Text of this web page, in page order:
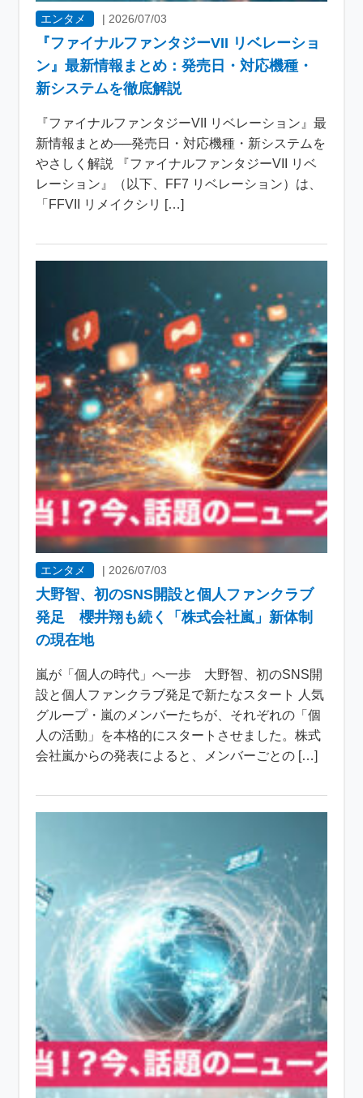
エンタメ |2026/07/03
『ファイナルファンタジーVII リベレーショ
ン』最新情報まとめ：発売日・対応機種・
新システムを徹底解説
『ファイナルファンタジーVII リベレーション』最
新情報まとめ──発売日・対応機種・新システムを
やさしく解説 『ファイナルファンタジーVII リベ
レーション』（以下、FF7 リベレーション）は、
「FFVII リメイクシリ […]
エンタメ | 2026/07/03
大野智、初のSNS開設と個人ファンクラブ
発足 櫻井翔も続く「株式会社嵐」新体制
の現在地
嵐が「個人の時代」へ一歩 大野智、初のSNS開
設と個人ファンクラブ発足で新たなスタート 人気
グループ・嵐のメンバーたちが、それぞれの「個
人の活動」を本格的にスタートさせました。株式
会社嵐からの発表によると、メンバーごとの […]